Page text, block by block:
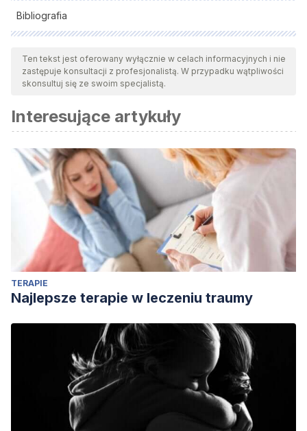
Bibliografia
Wszystkie cytowane źródła zostały gruntownie
przeanalizowane przez nasz zespół w celu zapewnienia ich
jakości, wiarygodności, aktualności i ważności. Bibliografia
względem naukowym lub akademickim.
Pelissolo, A. (2012). Trastornos de ansiedad y neuróticos.
EMC-Tratado de Medicina, 16(4), 1-10.
Ten tekst jest oferowany wyłącznie w celach informacyjnych i nie
zastępuje konsultacji z profesjonalistą. W przypadku wątpliwości
skonsultuj się ze swoim specjalistą.
Interesujące artykuły
TERAPIE
Najlepsze terapie w leczeniu traumy